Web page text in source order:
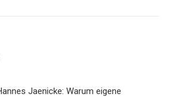
Jaenicke: Warum eigene